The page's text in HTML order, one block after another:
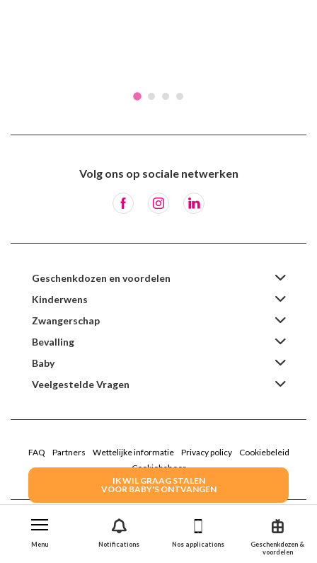
Geschenkdozen &
voordelen
Nos applications
Notifications
Menu
IK WIL GRAAG STALEN
VOOR BABY'S ONTVANGEN
Volg ons op sociale netwerken
Geschenkdozen en voordelen
Kinderwens
Zwangerschap
Bevalling
Baby
Veelgestelde Vragen
FAQ Partners Wettelijke informatie Privacy policy
Cookiebeleid
Cookiebeheer
2022 Family Service - De Roze Doos